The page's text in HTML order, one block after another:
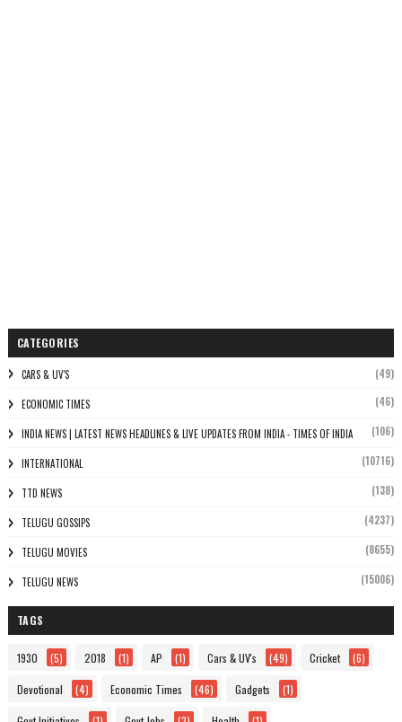
CATEGORIES
CARS & UV'S (49)
ECONOMIC TIMES (46)
INDIA NEWS | LATEST NEWS HEADLINES & LIVE UPDATES FROM INDIA - TIMES OF INDIA (106)
INTERNATIONAL (10716)
TTD NEWS (138)
TELUGU GOSSIPS (4237)
TELUGU MOVIES (8655)
TELUGU NEWS (15006)
TAGS
1930 (5) 2018 (1) AP (1) Cars & UV's (49) Cricket (6)
Devotional (4) Economic Times (46) Gadgets (1)